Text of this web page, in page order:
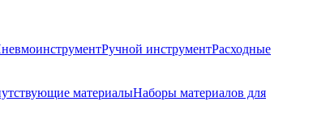
Ручной инструментРасходные
материалыНаборы материалов для